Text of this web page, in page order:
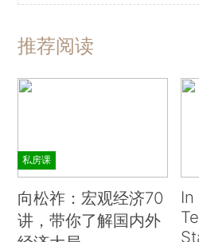
推荐阅读
私房课
向松祚：宏观经济70
讲，带你了解国内外